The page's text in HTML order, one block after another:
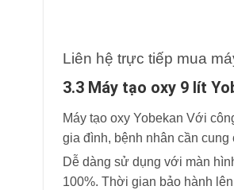
Liên hệ trực tiếp mua
3.3 Máy tạo oxy 9 lít
Máy tạo oxy Yobekan Với
gia đình, bệnh nhân cần
Dễ dàng sử dụng với màn
100%. Thời gian bảo hành